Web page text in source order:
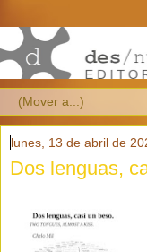
lunes, 13 de abril de
Dos lenguas,